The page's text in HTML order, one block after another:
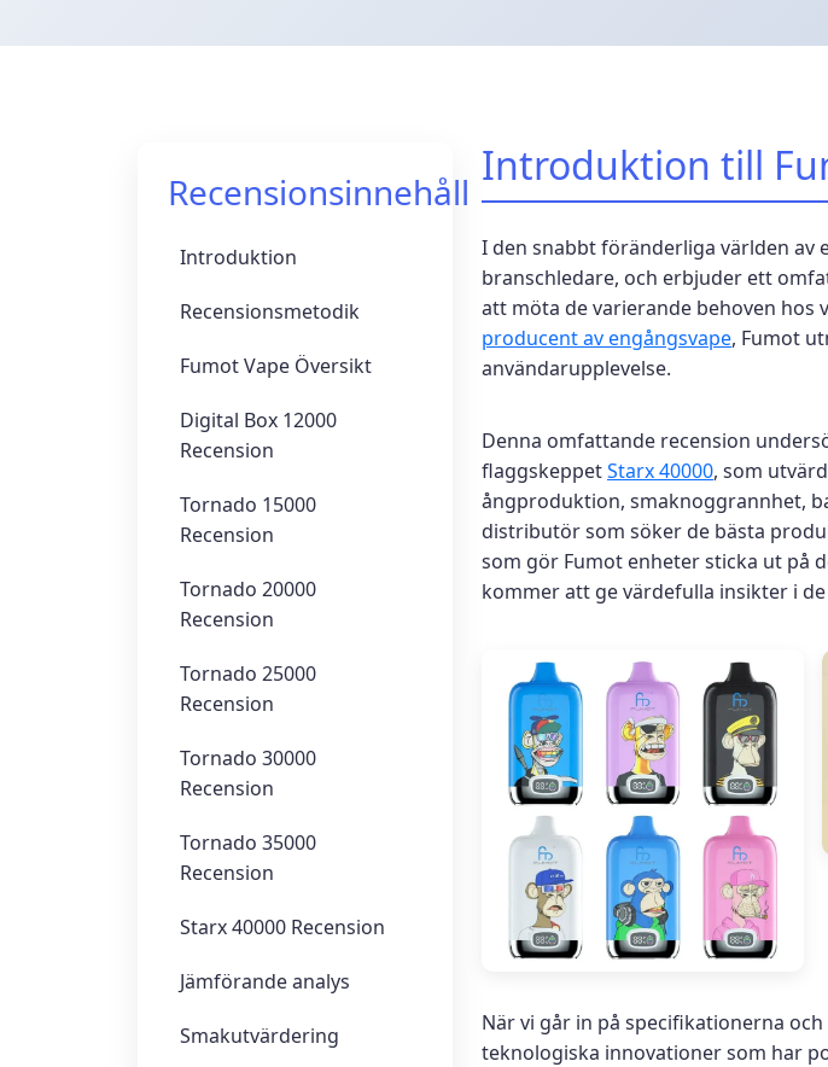
Recensionsinnehåll
Introduktion
Recensionsmetodik
Fumot Vape Översikt
Digital Box 12000
Recension
Tornado 15000
Recension
Tornado 20000
Recension
Tornado 25000
Recension
Tornado 30000
Recension
Tornado 35000
Recension
Starx 40000 Recension
Jämförande analys
Smakutvärdering
Introduktion till
I den snabbt föränderliga världen av
branschledare, och erbjuder ett
att möta de varierande behoven hos
producent av engångsvape, Fumot
användarupplevelse.
Denna omfattande recension
flaggskeppetStarx 40000, som
ångproduktion, smaknoggrannhet,
distributör som söker de bästa
som gör Fumot enheter sticka ut på
kommer att ge värdefulla insikter i
När vi går in på specifikationerna
teknologiska innovationer som har